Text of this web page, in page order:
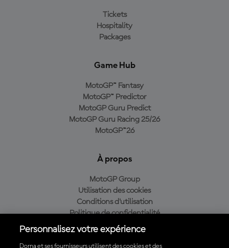
Tickets
Hospitality
Packages
Game Hub
MotoGP™ Fantasy
MotoGP™ Predictor
MotoGP Guru Predict
MotoGP Guru Racing 25/26
MotoGP™26
À propos
MotoGP Group
Utilisation des cookies
Conditions d'utilisation
Politique de confidentialité
Politique d’achat
Personnalisez votre expérience
Dorna et ses fournisseurs utilisent des cookies et des